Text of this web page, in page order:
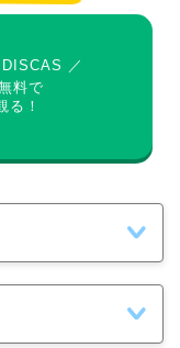
／
料で
る！